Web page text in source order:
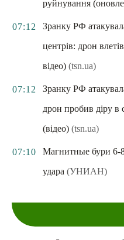
руйнування
07:12
Зранку РФ
центрів: дрон
відео) (tsn.ua)
07:12
Зранку РФ
дрон пробив діру в
(відео) (tsn.ua)
07:10
Магнитные бури 6-8
удара (УНИАН)